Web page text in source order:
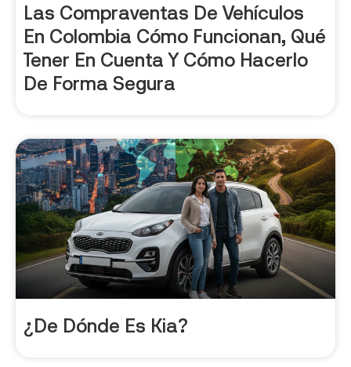
Las Compraventas De Vehículos
En Colombia Cómo Funcionan, Qué
Tener En Cuenta Y Cómo Hacerlo
De Forma Segura
¿De Dónde Es Kia?